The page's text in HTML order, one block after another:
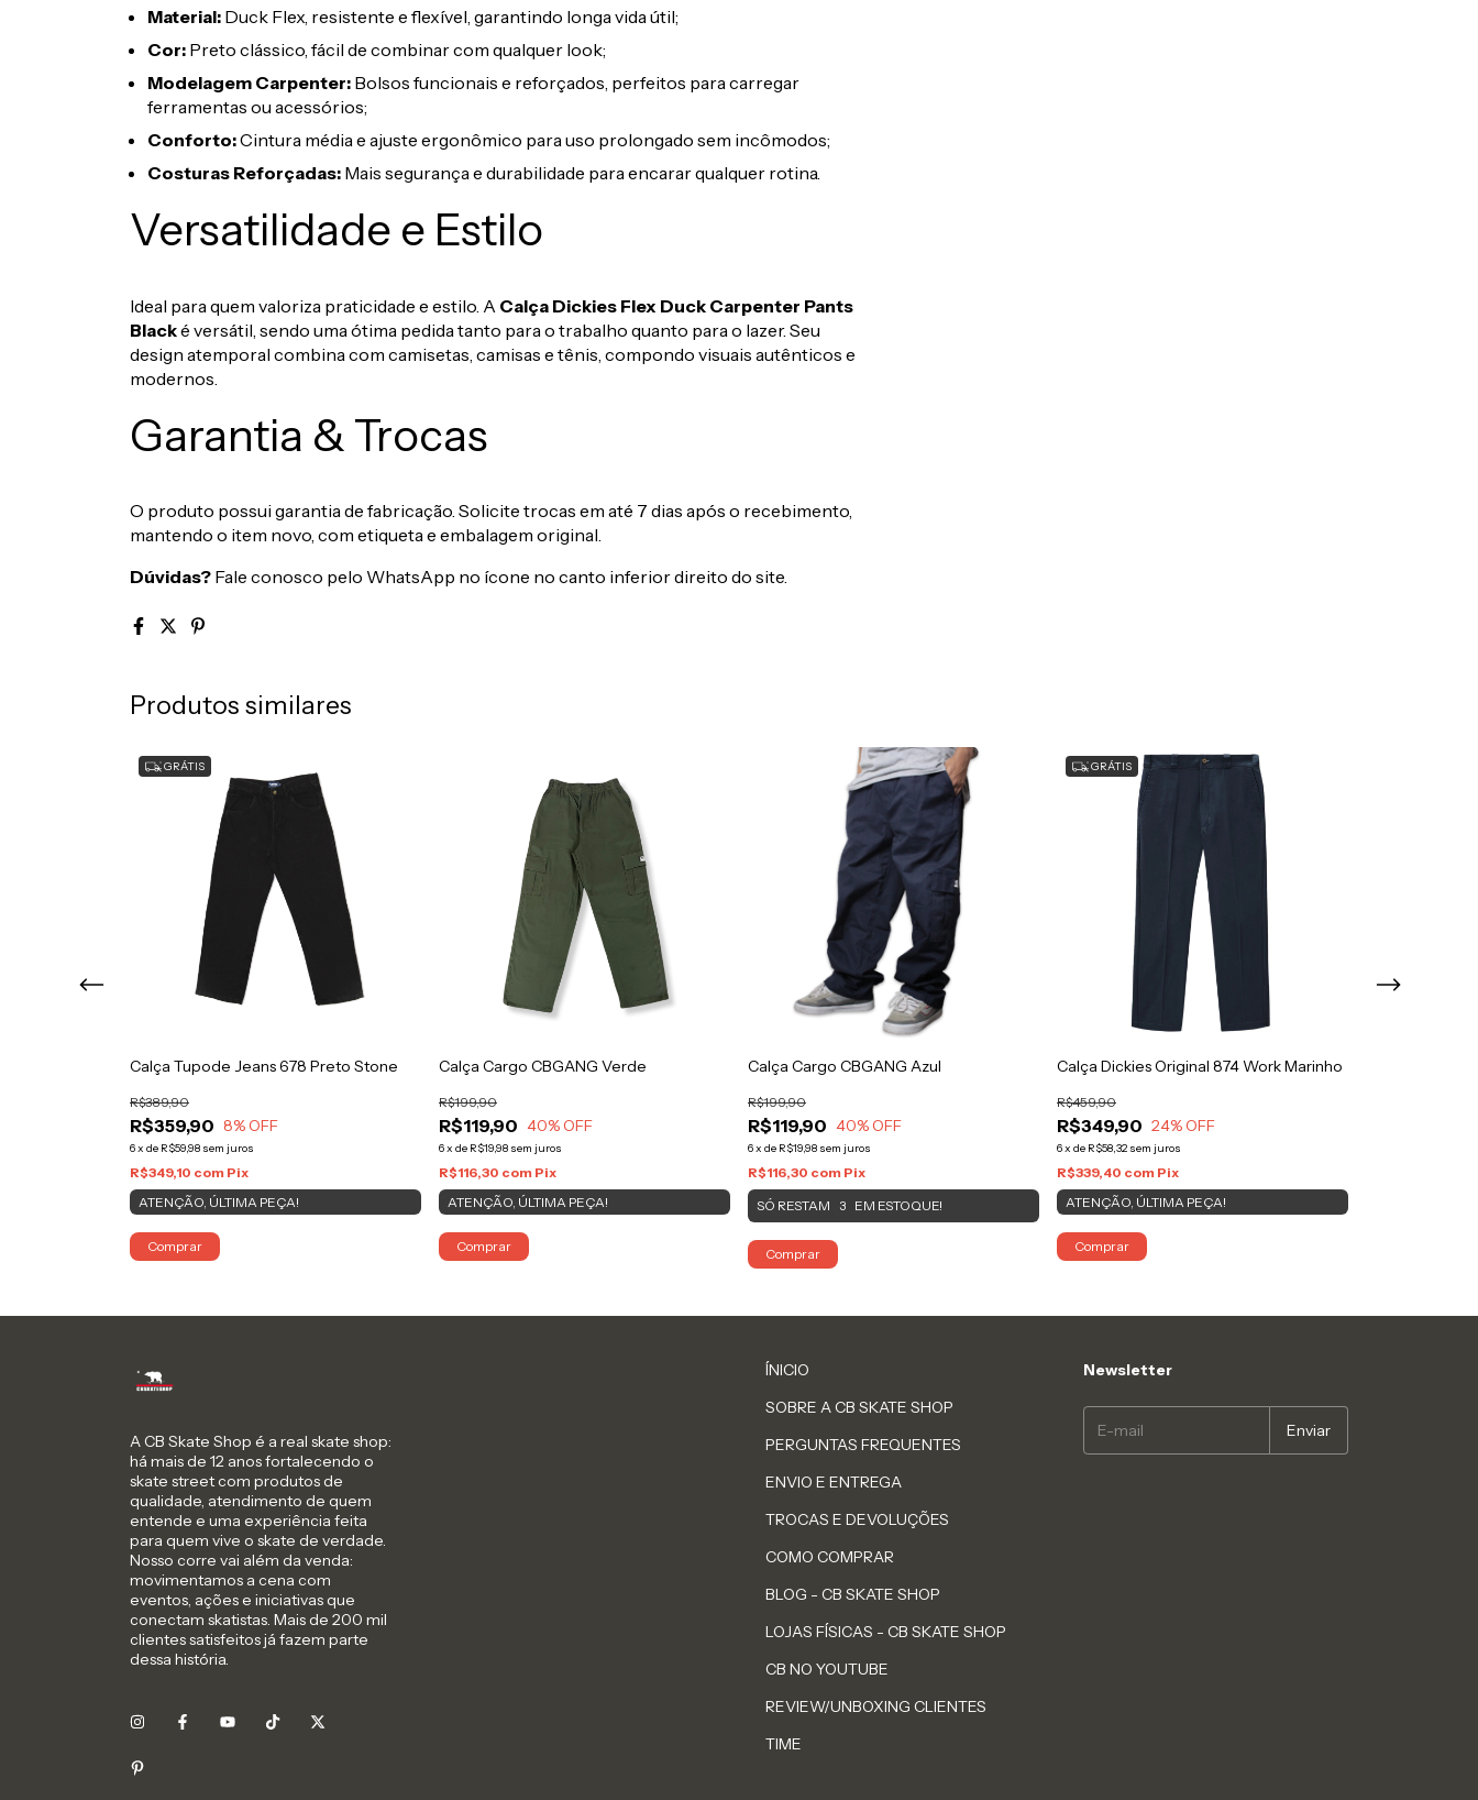
Material: Duck Flex, resistente e flexível, garantindo longa vida útil;
Cor: Preto clássico, fácil de combinar com qualquer look;
Modelagem Carpenter: Bolsos funcionais e reforçados, perfeitos para carregar
ferramentas ou acessórios;
Conforto:Cintura média e ajuste ergonômico para uso prolongado sem incômodos;
Costuras Reforçadas: Mais segurança e durabilidade para encarar qualquer rotina.
Versatilidade e Estilo
Ideal para quem valoriza praticidade e estilo. A Calça Dickies Flex Duck Carpenter Pants
Blacké versátil, sendo uma ótima pedida tanto para o trabalho quanto para o lazer. Seu
design atemporal combina com camisetas, camisas e tênis, compondo visuais autênticos e
modernos.
Garantia & Trocas
O produto possui garantia de fabricação. Solicite trocas em até 7 dias após o recebimento,
mantendo o item novo, com etiqueta e embalagem original.
Dúvidas? Fale conosco pelo WhatsApp no ícone no canto inferior direito do site.
Produtos similares
GRÁTIS
Calça Tupode Jeans 678 Preto Stone
R$359,90
R$389,90
8% OFF
6x de R$59,98 sem juros
R$349,10 com Pix
ATENÇÃO, ÚLTIMA PEÇA!
Comprar
Calça Cargo CBGANG Verde
R$119,90
R$199,90
40% OFF
6x de R$19,98 sem juros
R$116,30 com Pix
ATENÇÃO, ÚLTIMA PEÇA!
Comprar
Calça Cargo CBGANG Azul
R$119,90
R$199,90
40% OFF
6x de R$19,98 sem juros
R$116,30 com Pix
SÓ RESTAM 3 EM ESTOQUE!
Comprar
GRÁTIS
Calça Dickies Original 874 Work Marinho
R$349,90
R$459,90
24% OFF
6x de R$58,32 sem juros
R$339,40 com Pix
ATENÇÃO, ÚLTIMA PEÇA!
Comprar
A CB Skate Shop é a real skate shop:
há mais de 12 anos fortalecendo o
skate street com produtos de
qualidade, atendimento de quem
entende e uma experiência feita
para quem vive o skate de verdade.
Nosso corre vai além da venda:
movimentamos a cena com
eventos, ações e iniciativas que
conectam skatistas. Mais de 200 mil
clientes satisfeitos já fazem parte
dessa história.
ÍNICIO
SOBRE A CB SKATE SHOP
PERGUNTAS FREQUENTES
ENVIO E ENTREGA
TROCAS E DEVOLUÇÕES
COMO COMPRAR
BLOG - CB SKATE SHOP
LOJAS FÍSICAS - CB SKATE SHOP
CB NO YOUTUBE
REVIEW/UNBOXING CLIENTES
TIME
Newsletter